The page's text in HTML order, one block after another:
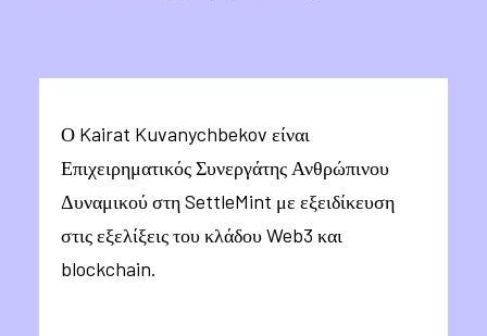
Ο Kairat Kuvanychbekov είναι
Επιχειρηματικός Συνεργάτης Ανθρώπινου
Δυναμικού στη SettleMint με εξειδίκευση
στις εξελίξεις του κλάδου Web3 και
blockchain.